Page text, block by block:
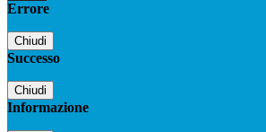
Errore
Chiudi
Successo
Chiudi
Informazione